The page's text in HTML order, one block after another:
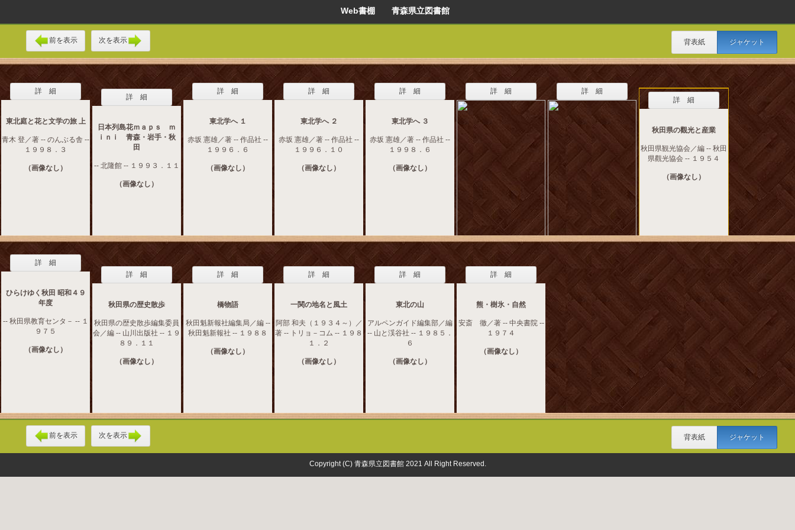
Web書棚 青森県立図書館
前を表示 次を表示 背表紙 ジャケット
詳 細
東北庭と花と文学の旅 上
青木 登／著 -- のんぶる舎 --
１９９８．３
（画像なし）
詳 細
日本列島花ｍａｐｓ ｍ
ｉｎｉ 青森・岩手・秋
田
-- 北隆館 -- １９９３．１１
（画像なし）
詳 細
東北学へ １
赤坂 憲雄／著 -- 作品社 --
１９９６．６
（画像なし）
詳 細
東北学へ ２
赤坂 憲雄／著 -- 作品社 --
１９９６．１０
（画像なし）
詳 細
東北学へ ３
赤坂 憲雄／著 -- 作品社 --
１９９８．６
（画像なし）
詳 細
詳 細
詳 細
秋田県の觀光と産業
秋田県観光協会／編 -- 秋田
県觀光協会 -- １９５４
（画像なし）
詳 細
ひらけゆく秋田 昭和４９
年度
-- 秋田県教育センタ－ -- １
９７５
（画像なし）
詳 細
秋田県の歴史散歩
秋田県の歴史散歩編集委員
会／編 -- 山川出版社 -- １９
８９．１１
（画像なし）
詳 細
橋物語
秋田魁新報社編集局／編 --
秋田魁新報社 -- １９８８
（画像なし）
詳 細
一関の地名と風土
阿部 和夫（１９３４～）／
著 -- トリョ－コム -- １９８
１．２
（画像なし）
詳 細
東北の山
アルペンガイド編集部／編
-- 山と渓谷社 -- １９８５．
６
（画像なし）
詳 細
熊・樹氷・自然
安斎 徹／著 -- 中央書院 --
１９７４
（画像なし）
前を表示 次を表示 背表紙 ジャケット
Copyright (C) 青森県立図書館 2021 All Right Reserved.